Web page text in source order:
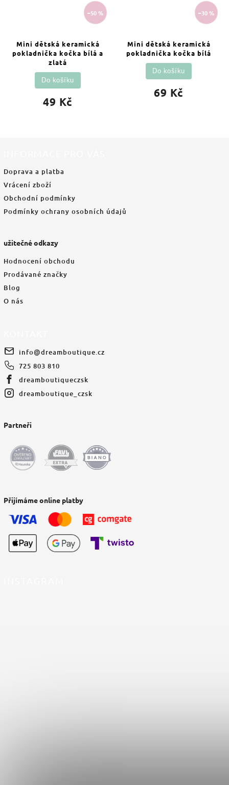
–50 %
Mini dětská keramická
pokladnička kočka bílá a
zlatá
49 Kč
Do košíku
–30 %
Mini dětská keramická
pokladnička kočka bílá
69 Kč
Do košíku
Doprava a platba
Vrácení zboží
Obchodní podmínky
Podmínky ochrany osobních údajů
užitečné odkazy
Hodnocení obchodu
Prodávané značky
Blog
O nás
info@dreamboutique.cz
725 803 810
dreamboutiqueczsk
dreamboutique_czsk
Partneři
Přijímáme online platby